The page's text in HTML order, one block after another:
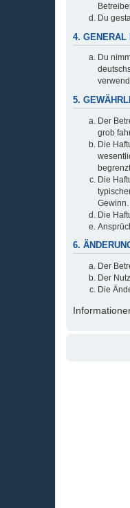
Du
4. GENERAL
Du
5.
Der
grob
Die
Die
Gewinn.
Die
6.
Der
Der
Die